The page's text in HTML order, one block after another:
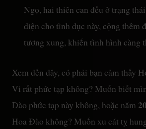
Ngọ, hai thiên can đều ở trạng
diện cho tình dục này, cộng thêm
tương xung, khiến tình hình càng
Xem đến đây, có phải bạn cảm thấy
Vi rất phức tạp không? Muốn biết
Đào phức tạp này không, hoặc năm
Hoa Đào không? Muốn xu cát tỵ